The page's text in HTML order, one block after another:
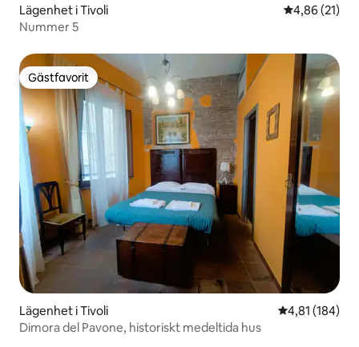
Lägenhet i Tivoli 4,86 av 5 i
4,86 (21)
Nummer 5
Gästfavorit
Gästfavorit
Lägenhet i Tivoli 4,81 av 5 i
4,81 (184)
Dimora del Pavone, historiskt medeltida hus